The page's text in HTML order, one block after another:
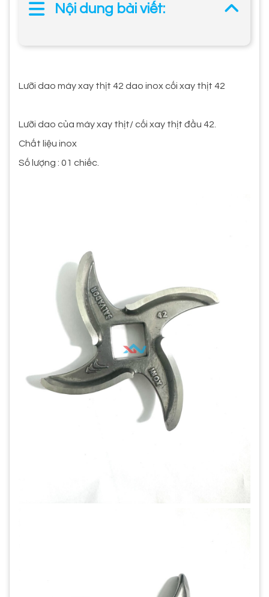
Nội dung bài viết:
Lưỡi dao máy xay thịt 42 dao inox cối xay thịt 42
Lưỡi dao của máy xay thịt/ cối xay thịt đầu 42.
Chất liệu inox
Số lượng : 01 chiếc.